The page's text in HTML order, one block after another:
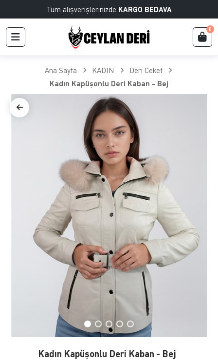
Tüm alışverişlerinizde KARGO BEDAVA
0
Ana Sayfa KADIN
Deri Ceket
Kadın Kapüşonlu Deri Kaban - Bej
Kadın Kapüşonlu Deri Kaban - Bej